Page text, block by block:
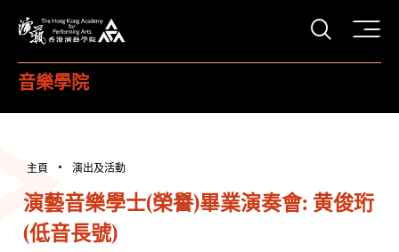
打開
音樂學院
主頁 演出及活動
演藝音樂學士(榮譽)畢業演奏會: 黄俊珩
(低音長號)